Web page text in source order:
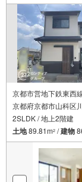
京都市営地下鉄東西
京都府京都市山科区
2SLDK / 地上2階建
土地89.81m2 /建物